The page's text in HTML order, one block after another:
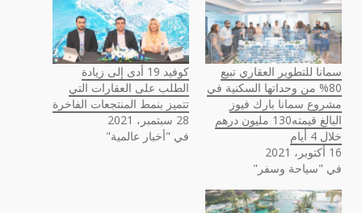
سمانا للتطوير العقاري تبيع
80% من وحداتها السكنية في
مشروع سمانا بارك فيوز
البالغ قيمته130 مليون درهم
خلال 4 أيام
16 أكتوبر، 2021
في "سياحة وسفر"
كوفيد 19 أدى إلى زيادة
الطلب على العقارات التي
تتميز بنمط المنتجعات الفاخرة
28 سبتمبر، 2021
في "أخبار عالمية"